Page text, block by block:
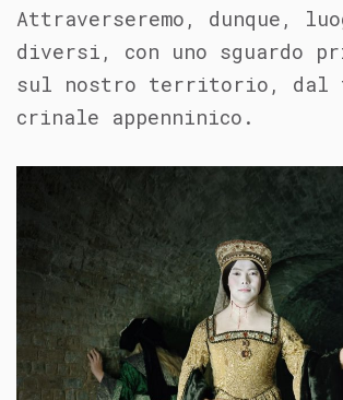
Attraverseremo, dunque,
diversi, con uno sguardo
sul nostro territorio, dal
crinale appenninico.